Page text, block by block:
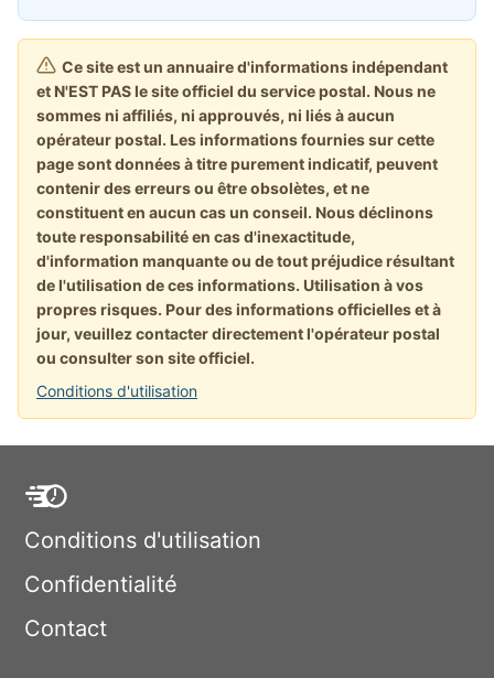
Ce site est un annuaire d'informations indépendant
et N'EST PAS le site officiel du service postal. Nous ne
sommes ni affiliés, ni approuvés, ni liés à aucun
opérateur postal. Les informations fournies sur cette
page sont données à titre purement indicatif, peuvent
contenir des erreurs ou être obsolètes, et ne
constituent en aucun cas un conseil. Nous déclinons
toute responsabilité en cas d'inexactitude,
d'information manquante ou de tout préjudice résultant
de l'utilisation de ces informations. Utilisation à vos
propres risques. Pour des informations officielles et à
jour, veuillez contacter directement l'opérateur postal
ou consulter son site officiel.
Conditions d'utilisation
Conditions d'utilisation
Confidentialité
Contact